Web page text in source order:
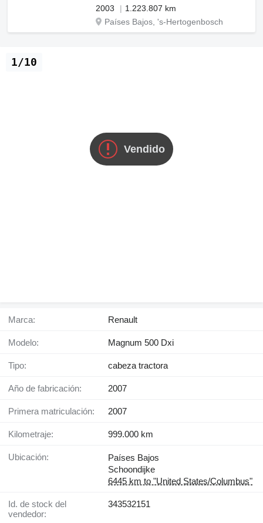
2003
1.223.807 km
Países Bajos, 's-Hertogenbosch
Vendido
1/10
Marca: Renault
Modelo: Magnum 500 Dxi
Tipo: cabeza tractora
Año de fabricación: 2007
Primera matriculación: 2007
Kilometraje: 999.000 km
Ubicación:
Países Bajos
Schoondijke
6445 km to "United States/Columbus"
Id. de stock del
vendedor:
343532151